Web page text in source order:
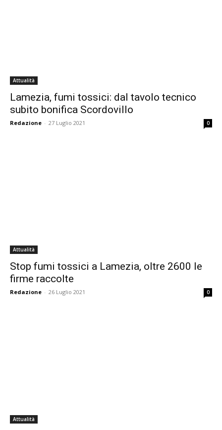
Attualità
Lamezia, fumi tossici: dal tavolo tecnico
subito bonifica Scordovillo
Redazione - 27 Luglio 2021 0
Attualità
Stop fumi tossici a Lamezia, oltre 2600 le
firme raccolte
Redazione - 26 Luglio 2021 0
Attualità